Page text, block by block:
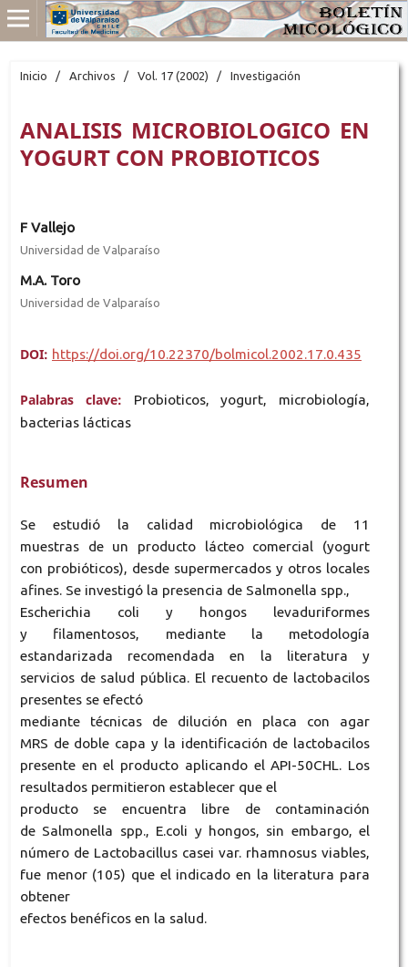
Inicio / Archivos / Vol. 17 (2002) / Investigación
ANALISIS MICROBIOLOGICO EN
YOGURT CON PROBIOTICOS
F Vallejo
Universidad de Valparaíso
M.A. Toro
Universidad de Valparaíso
DOI: https://doi.org/10.22370/bolmicol.2002.17.0.435
Palabras clave:
Probioticos, yogurt, microbiología,
bacterias lácticas
Resumen
Se estudió la calidad microbiológica de 11
muestras de un producto lácteo comercial (yogurt
con probióticos), desde supermercados y otros locales
afines. Se investigó la presencia de Salmonella spp.,
Escherichia coli y hongos levaduriformes
y filamentosos, mediante la metodología
estandarizada recomendada en la literatura y
servicios de salud pública. El recuento de lactobacilos
presentes se efectó
mediante técnicas de dilución en placa con agar
MRS de doble capa y la identificación de lactobacilos
presente en el producto aplicando el API-50CHL. Los
resultados permitieron establecer que el
producto se encuentra libre de contaminación
de Salmonella spp., E.coli y hongos, sin embargo, el
número de Lactobacillus casei var. rhamnosus viables,
fue menor (105) que el indicado en la literatura para
obtener
efectos benéficos en la salud.